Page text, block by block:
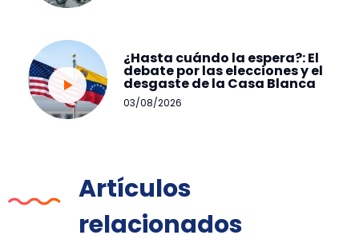
¿Hasta cuándo la espera?: El
debate por las elecciones y el
desgaste de la Casa Blanca
03/08/2026
Artículos
relacionados